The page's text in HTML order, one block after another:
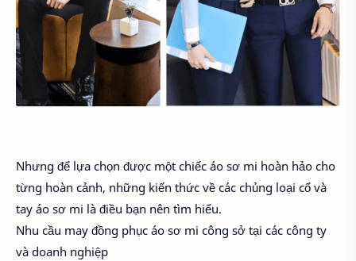
Nhưng để lựa chọn được một chiếc áo sơ mi hoàn hảo cho
từng hoàn cảnh, những kiến thức về các chủng loại cổ và
tay áo sơ mi là điều bạn nên tìm hiểu.
Nhu cầu may đồng phục áo sơ mi công sở tại các công ty
và doanh nghiệp